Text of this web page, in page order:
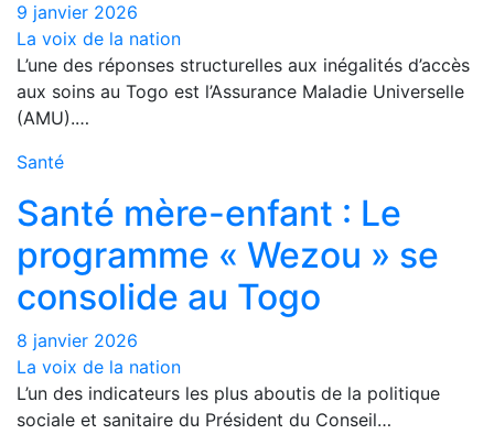
9 janvier 2026
La voix de la nation
L’une des réponses structurelles aux inégalités d’accès
aux soins au Togo est l’Assurance Maladie Universelle
(AMU).…
Santé
Santé mère-enfant : Le
programme « Wezou » se
consolide au Togo
8 janvier 2026
La voix de la nation
L’un des indicateurs les plus aboutis de la politique
sociale et sanitaire du Président du Conseil…